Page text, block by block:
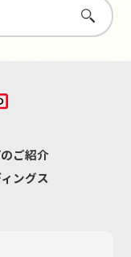
さがす
ご紹介
ングス